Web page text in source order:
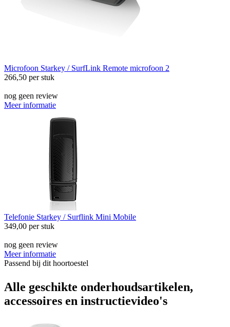
Microfoon Starkey / SurfLink Remote microfoon 2
266,50 per stuk
nog geen review
Meer informatie
Telefonie Starkey / Surflink Mini Mobile
349,00 per stuk
nog geen review
Meer informatie
Passend bij dit hoortoestel
Alle geschikte onderhoudsartikelen,
accessoires en instructievideo's